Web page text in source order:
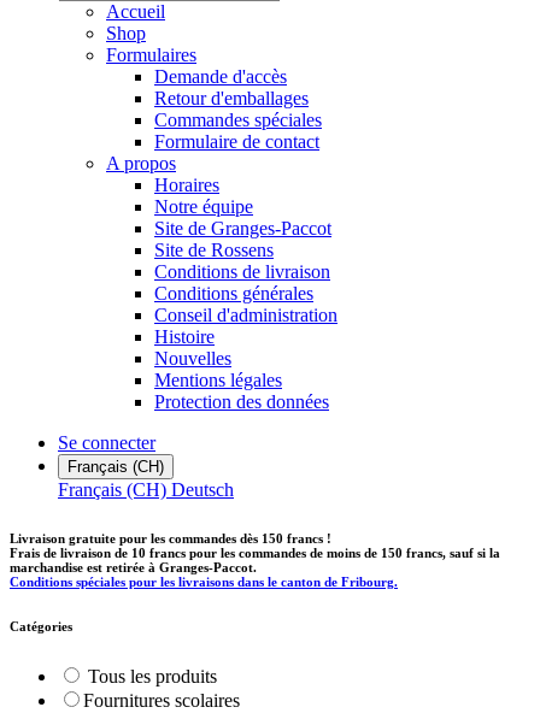
Accueil
Shop
Formulaires
Demande d'accès
Retour d'emballages
Commandes spéciales
Formulaire de contact
A propos
Horaires
Notre équipe
Site de Granges-Paccot
Site de Rossens
Conditions de livraison
Conditions générales
Conseil d'administration
Histoire
Nouvelles
Mentions légales
Protection des données
Se connecter
Français (CH)
Français (CH) Deutsch
Livraison gratuite pour les commandes dès 150 francs !
Frais de livraison de 10 francs pour les commandes de moins de 150 francs, sauf si la
marchandise est retirée à Granges-Paccot.
Conditions spéciales pour les livraisons dans le canton de Fribourg.
Catégories
Tous les produits
​Fournitures scolaires